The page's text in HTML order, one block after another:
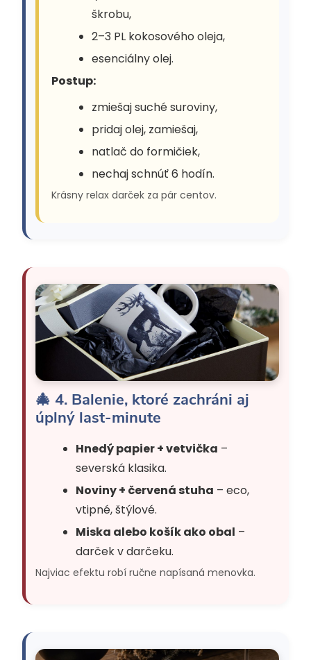
škrobu,
2–3 PL kokosového oleja,
esenciálny olej.
Postup:
zmiešaj suché suroviny,
pridaj olej, zamiešaj,
natlač do formičiek,
nechaj schnúť 6 hodín.
Krásny relax darček za pár centov.
🎄 4. Balenie, ktoré zachráni aj
úplný last-minute
Hnedý papier + vetvička –
severská klasika.
Noviny + červená stuha – eco,
vtipné, štýlové.
Miska alebo košík ako obal –
darček v darčeku.
Najviac efektu robí ručne napísaná menovka.